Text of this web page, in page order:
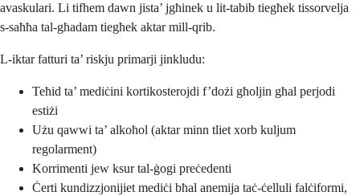
avaskulari. Li tifhem dawn jista’ jgħinek u lit-tabib tiegħek tissorvelja
s-saħħa tal-għadam tiegħek aktar mill-qrib.
L-iktar fatturi ta’ riskju primarji jinkludu:
Teħid ta’ mediċini kortikosterojdi f’dożi għoljin għal perjodi
estiżi
Użu qawwi ta’ alkoħol (aktar minn tliet xorb kuljum
regolarment)
Korrimenti jew ksur tal-ġogi preċedenti
Ċerti kundizzjonijiet mediċi bħal anemija taċ-ċelluli falċiformi,